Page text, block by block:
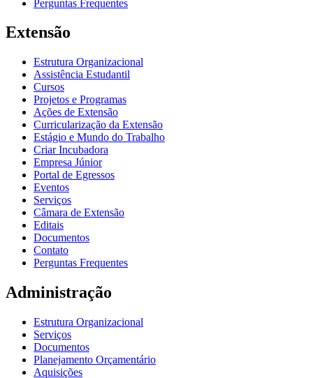
Perguntas Frequentes
Extensão
Estrutura Organizacional
Assistência Estudantil
Cursos
Projetos e Programas
Ações de Extensão
Curricularização da Extensão
Estágio e Mundo do Trabalho
Criar Incubadora
Empresa Júnior
Portal de Egressos
Eventos
Serviços
Câmara de Extensão
Editais
Documentos
Contato
Perguntas Frequentes
Administração
Estrutura Organizacional
Serviços
Documentos
Planejamento Orçamentário
Aquisições